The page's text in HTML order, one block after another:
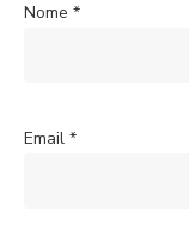
Nome *
Email *